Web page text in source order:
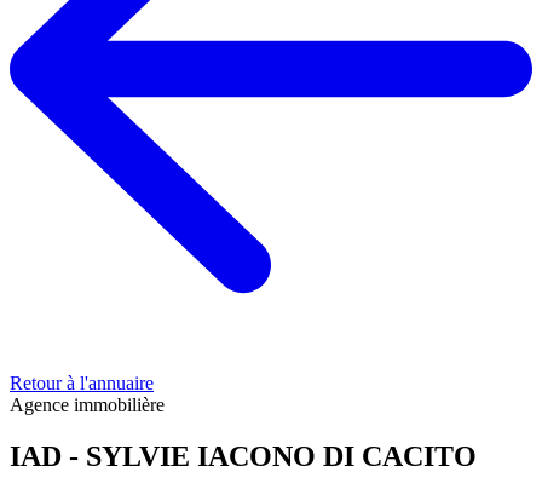
Retour à l'annuaire
Agence immobilière
IAD - SYLVIE IACONO DI CACITO